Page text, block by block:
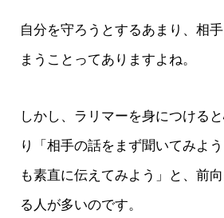
自分を守ろうとするあまり、相
まうことってありますよね。
しかし、ラリマーを身につける
り「相手の話をまず聞いてみよ
も素直に伝えてみよう」と、前
る人が多いのです。